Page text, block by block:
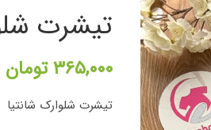
تیشرت
۳۶۵,۰۰۰تومان
تیشرت شلوارک شانتیا